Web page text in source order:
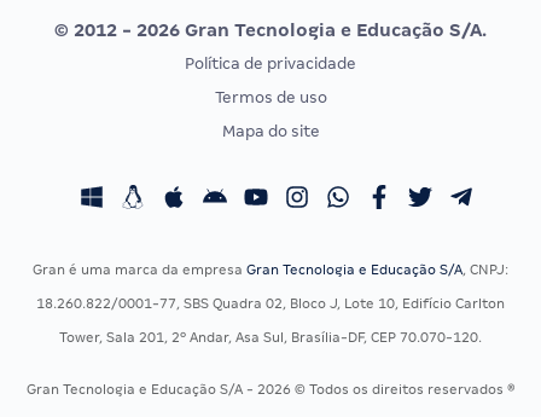
Vunesp
CONCURSOS POR PROFISSÃO
Concursos Fiscais
Concursos Saúde
Residência Multiprofissional
EXAME DE ORDEM
Calendário OAB
© 2012 - 2026 Gran Tecnologia e Educação S/A.
Política de privacidade
Termos de uso
Mapa do site
Gran é uma marca da empresa Gran Tecnologia e Educação S/A, CNPJ:
18.260.822/0001-77, SBS Quadra 02, Bloco J, Lote 10, Edifício Carlton
Tower, Sala 201, 2º Andar, Asa Sul, Brasília-DF, CEP 70.070-120.
Gran Tecnologia e Educação S/A - 2026 © Todos os direitos reservados ®